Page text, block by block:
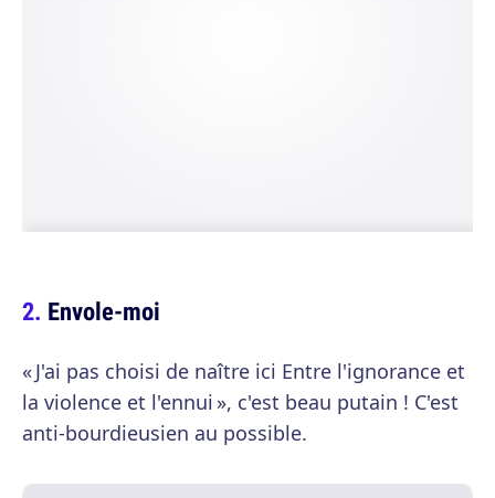
Envole-moi
« J'ai pas choisi de naître ici Entre l'ignorance et
la violence et l'ennui », c'est beau putain ! C'est
anti-bourdieusien au possible.